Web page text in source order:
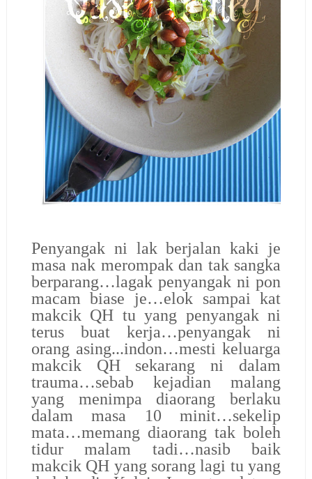
Penyangak ni lak berjalan kaki je
masa nak merompak dan tak sangka
berparang…lagak penyangak ni pon
macam biase je…elok sampai kat
makcik QH tu yang penyangak ni
terus buat kerja…penyangak ni
orang asing...indon…mesti keluarga
makcik QH sekarang ni dalam
trauma…sebab kejadian malang
yang menimpa diaorang berlaku
dalam masa 10 minit…sekelip
mata…memang diaorang tak boleh
tidur malam tadi…nasib baik
makcik QH yang sorang lagi tu yang